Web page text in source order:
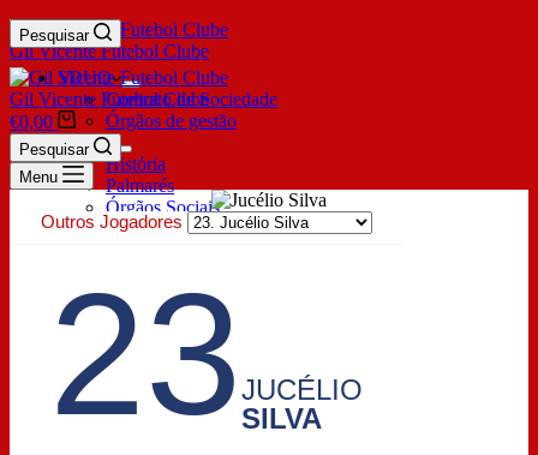
Gil Vicente Futebol Clube
Pesquisar
SDUQ
Contrato de Sociedade
Órgãos de gestão
Clube
História
Palmarés
Órgãos Sociais
Prestação de contas
Descontos Exclusivos
Lugar Anual & Renovação
Inscrição de sócio
Pagamento de quotas
Bilheteira
Parceiros
Patrocinador Principal
Gil Vicente Futebol Clube
€0,00
Pesquisar
Menu
Outros Jogadores
23 JUCÉLIO
SILVA